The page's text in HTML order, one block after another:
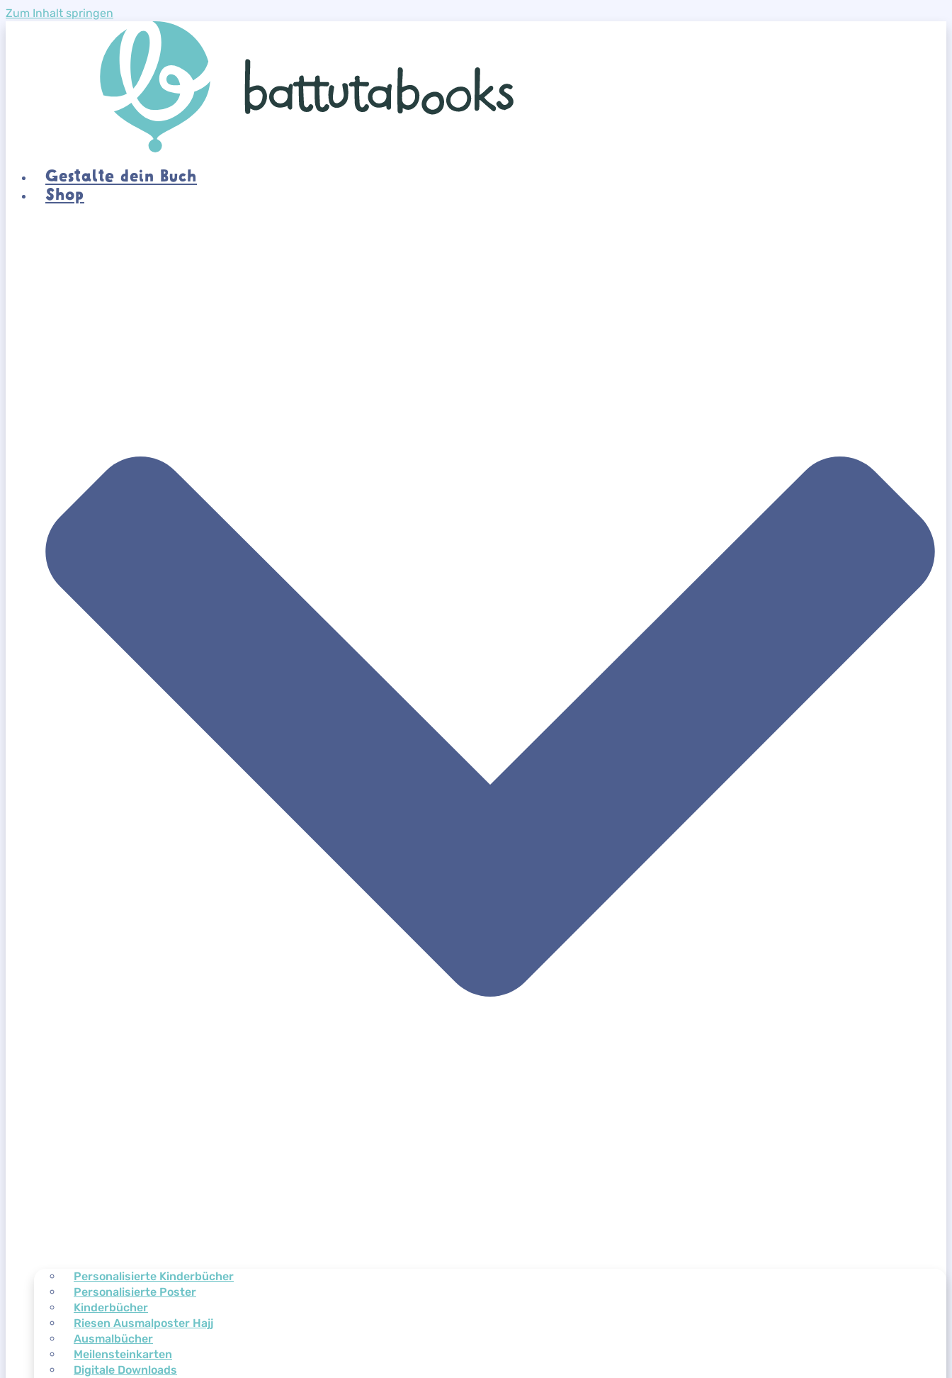
Zum Inhalt springen
Gestalte dein Buch
Shop
Personalisierte Kinderbücher
Personalisierte Poster
Kinderbücher
Riesen Ausmalposter Hajj
Ausmalbücher
Meilensteinkarten
Digitale Downloads